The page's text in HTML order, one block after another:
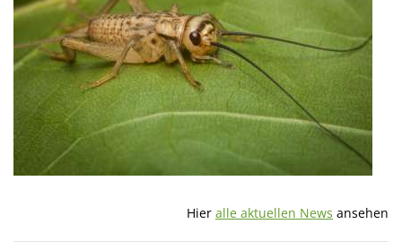
Hier alle aktuellen News ansehen